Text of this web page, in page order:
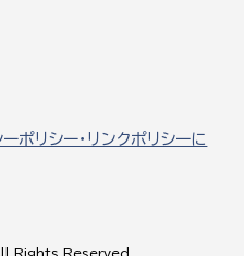
ポリシー・リンクポリシーに
Rights Reserved.